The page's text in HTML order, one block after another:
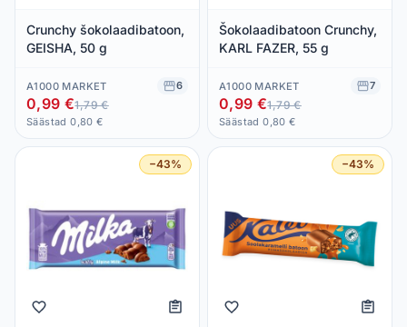
Crunchy šokolaadibatoon,
GEISHA, 50 g
A1000 MARKET 6
0,99 €1,79 €
Säästad 0,80 €
Šokolaadibatoon Crunchy,
KARL FAZER, 55 g
A1000 MARKET 7
0,99 €1,79 €
Säästad 0,80 €
−43% −43%